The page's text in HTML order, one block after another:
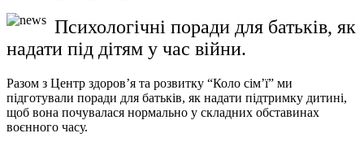
Психологічні поради для батьків, як
надати під дітям у час війни.
Разом з Центр здоров’я та розвитку “Коло сім’ї” ми
підготували поради для батьків, як надати підтримку дитині,
щоб вона почувалася нормально у складних обставинах
воєнного часу.